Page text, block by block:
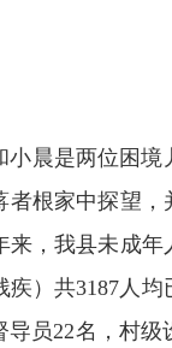
小晨是两位困
者根家中探望
来，我县未成
疾）共3187人
员22名，村